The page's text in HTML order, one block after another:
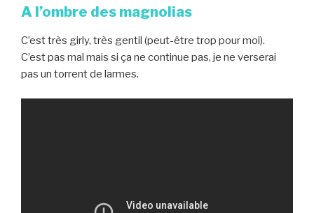
A l’ombre des magnolias
C’est très girly, très gentil (peut-être trop pour moi).
C’est pas mal mais si ça ne continue pas, je ne verserai
pas un torrent de larmes.